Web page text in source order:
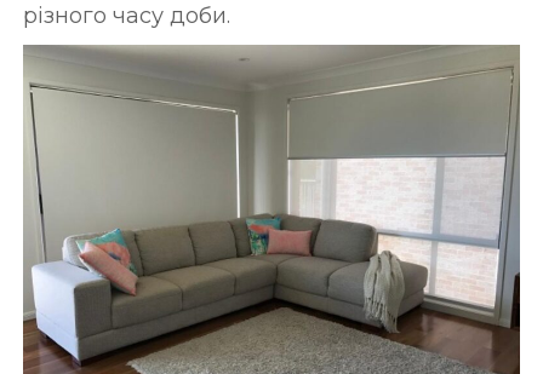
різного часу доби.